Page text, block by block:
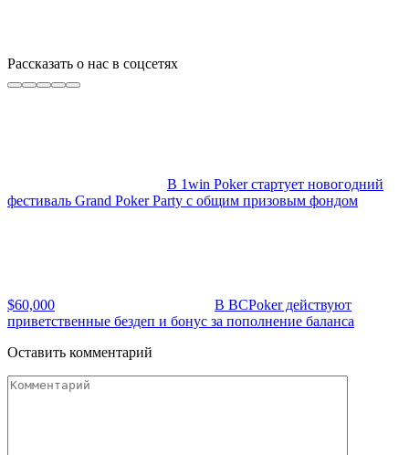
Рассказать о нас в соцсетях
В 1win Poker стартует новогодний
фестиваль Grand Poker Party с общим призовым фондом
$60,000
В BCPoker действуют
приветственные бездеп и бонус за пополнение баланса
Оставить комментарий